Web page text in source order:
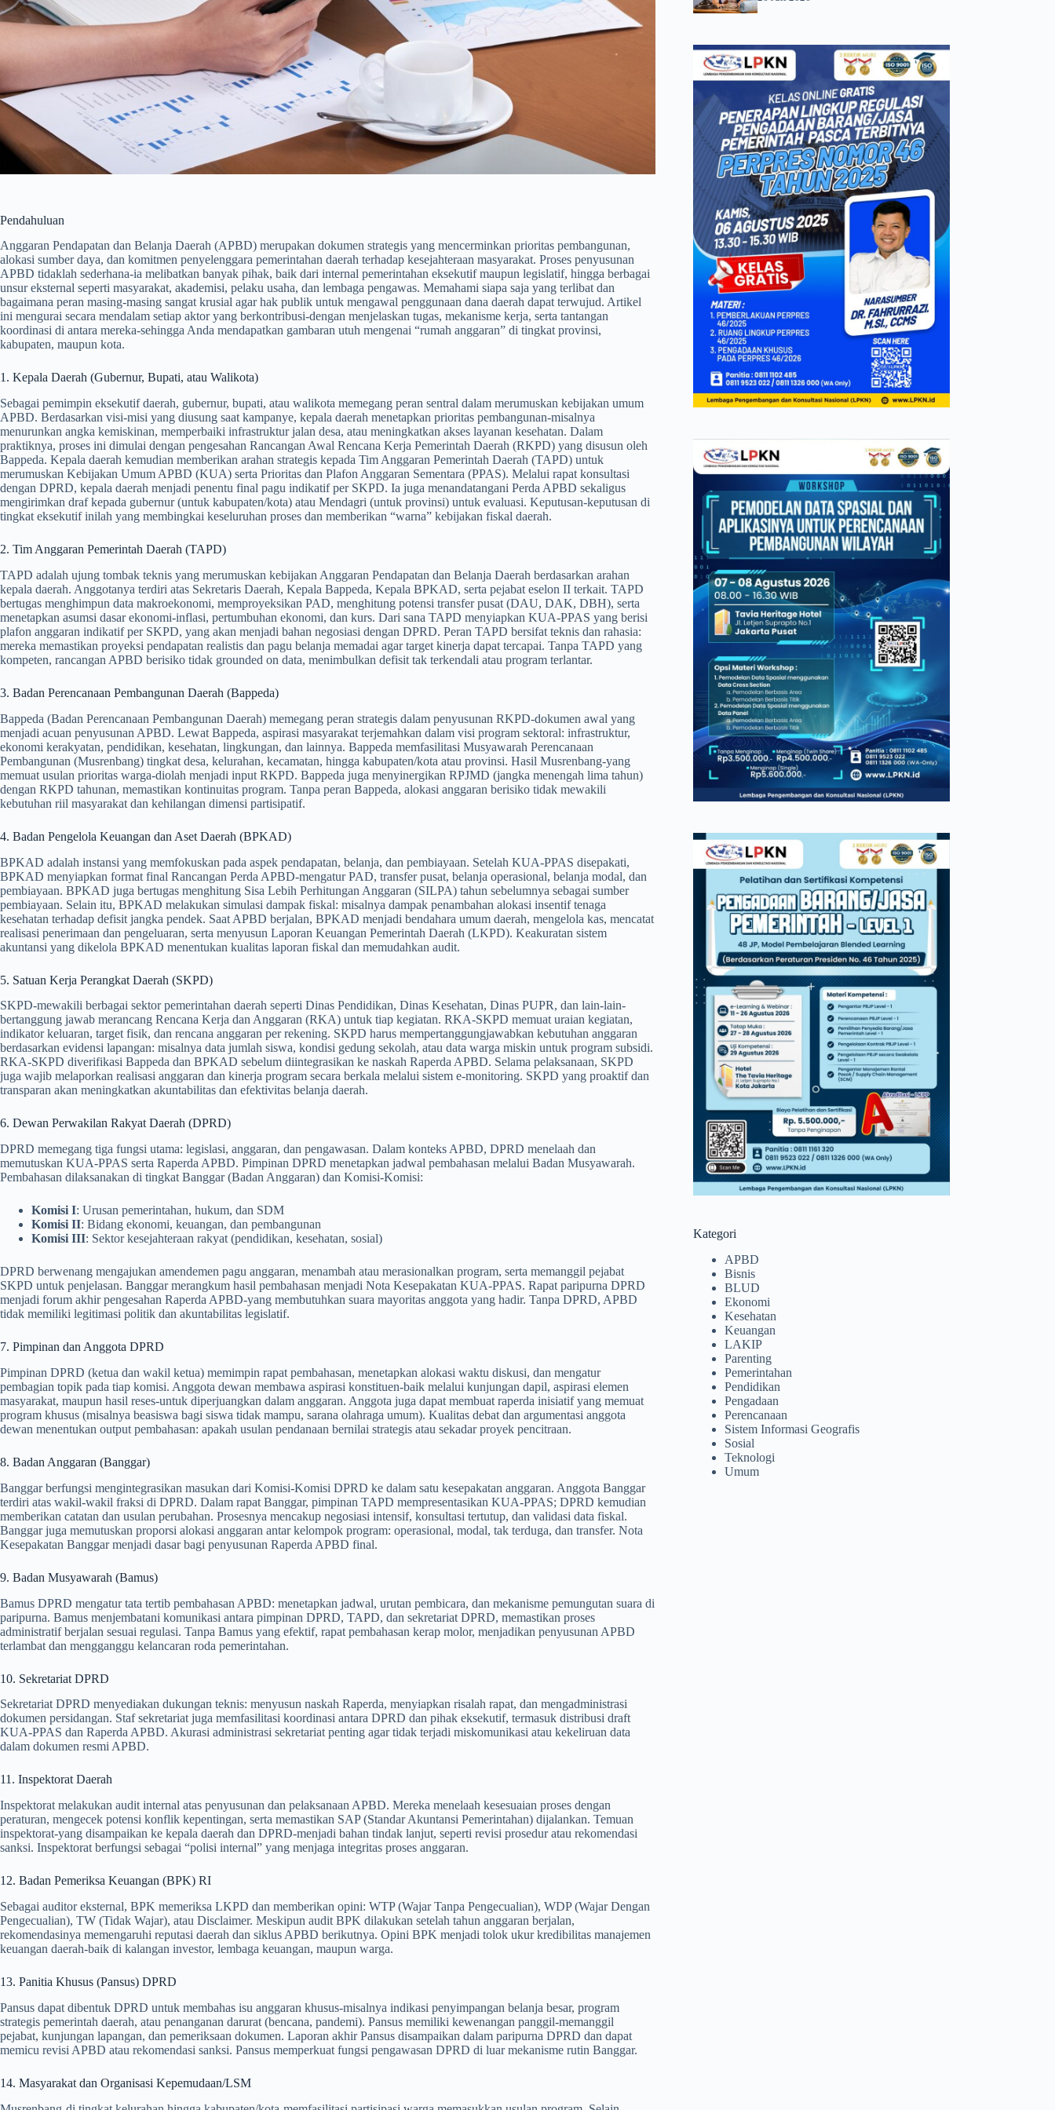
Pendahuluan
Anggaran Pendapatan dan Belanja Daerah (APBD) merupakan dokumen strategis yang mencerminkan prioritas pembangunan,
alokasi sumber daya, dan komitmen penyelenggara pemerintahan daerah terhadap kesejahteraan masyarakat. Proses penyusunan
APBD tidaklah sederhana-ia melibatkan banyak pihak, baik dari internal pemerintahan eksekutif maupun legislatif, hingga berbagai
unsur eksternal seperti masyarakat, akademisi, pelaku usaha, dan lembaga pengawas. Memahami siapa saja yang terlibat dan
bagaimana peran masing-masing sangat krusial agar hak publik untuk mengawal penggunaan dana daerah dapat terwujud. Artikel
ini mengurai secara mendalam setiap aktor yang berkontribusi-dengan menjelaskan tugas, mekanisme kerja, serta tantangan
koordinasi di antara mereka-sehingga Anda mendapatkan gambaran utuh mengenai “rumah anggaran” di tingkat provinsi,
kabupaten, maupun kota.
1. Kepala Daerah (Gubernur, Bupati, atau Walikota)
Sebagai pemimpin eksekutif daerah, gubernur, bupati, atau walikota memegang peran sentral dalam merumuskan kebijakan umum
APBD. Berdasarkan visi-misi yang diusung saat kampanye, kepala daerah menetapkan prioritas pembangunan-misalnya
menurunkan angka kemiskinan, memperbaiki infrastruktur jalan desa, atau meningkatkan akses layanan kesehatan. Dalam
praktiknya, proses ini dimulai dengan pengesahan Rancangan Awal Rencana Kerja Pemerintah Daerah (RKPD) yang disusun oleh
Bappeda. Kepala daerah kemudian memberikan arahan strategis kepada Tim Anggaran Pemerintah Daerah (TAPD) untuk
merumuskan Kebijakan Umum APBD (KUA) serta Prioritas dan Plafon Anggaran Sementara (PPAS). Melalui rapat konsultasi
dengan DPRD, kepala daerah menjadi penentu final pagu indikatif per SKPD. Ia juga menandatangani Perda APBD sekaligus
mengirimkan draf kepada gubernur (untuk kabupaten/kota) atau Mendagri (untuk provinsi) untuk evaluasi. Keputusan-keputusan di
tingkat eksekutif inilah yang membingkai keseluruhan proses dan memberikan “warna” kebijakan fiskal daerah.
2. Tim Anggaran Pemerintah Daerah (TAPD)
TAPD adalah ujung tombak teknis yang merumuskan kebijakan Anggaran Pendapatan dan Belanja Daerah berdasarkan arahan
kepala daerah. Anggotanya terdiri atas Sekretaris Daerah, Kepala Bappeda, Kepala BPKAD, serta pejabat eselon II terkait. TAPD
bertugas menghimpun data makroekonomi, memproyeksikan PAD, menghitung potensi transfer pusat (DAU, DAK, DBH), serta
menetapkan asumsi dasar ekonomi-inflasi, pertumbuhan ekonomi, dan kurs. Dari sana TAPD menyiapkan KUA-PPAS yang berisi
plafon anggaran indikatif per SKPD, yang akan menjadi bahan negosiasi dengan DPRD. Peran TAPD bersifat teknis dan rahasia:
mereka memastikan proyeksi pendapatan realistis dan pagu belanja memadai agar target kinerja dapat tercapai. Tanpa TAPD yang
kompeten, rancangan APBD berisiko tidak grounded on data, menimbulkan defisit tak terkendali atau program terlantar.
3. Badan Perencanaan Pembangunan Daerah (Bappeda)
Bappeda (Badan Perencanaan Pembangunan Daerah) memegang peran strategis dalam penyusunan RKPD-dokumen awal yang
menjadi acuan penyusunan APBD. Lewat Bappeda, aspirasi masyarakat terjemahkan dalam visi program sektoral: infrastruktur,
ekonomi kerakyatan, pendidikan, kesehatan, lingkungan, dan lainnya. Bappeda memfasilitasi Musyawarah Perencanaan
Pembangunan (Musrenbang) tingkat desa, kelurahan, kecamatan, hingga kabupaten/kota atau provinsi. Hasil Musrenbang-yang
memuat usulan prioritas warga-diolah menjadi input RKPD. Bappeda juga menyinergikan RPJMD (jangka menengah lima tahun)
dengan RKPD tahunan, memastikan kontinuitas program. Tanpa peran Bappeda, alokasi anggaran berisiko tidak mewakili
kebutuhan riil masyarakat dan kehilangan dimensi partisipatif.
4. Badan Pengelola Keuangan dan Aset Daerah (BPKAD)
BPKAD adalah instansi yang memfokuskan pada aspek pendapatan, belanja, dan pembiayaan. Setelah KUA-PPAS disepakati,
BPKAD menyiapkan format final Rancangan Perda APBD-mengatur PAD, transfer pusat, belanja operasional, belanja modal, dan
pembiayaan. BPKAD juga bertugas menghitung Sisa Lebih Perhitungan Anggaran (SILPA) tahun sebelumnya sebagai sumber
pembiayaan. Selain itu, BPKAD melakukan simulasi dampak fiskal: misalnya dampak penambahan alokasi insentif tenaga
kesehatan terhadap defisit jangka pendek. Saat APBD berjalan, BPKAD menjadi bendahara umum daerah, mengelola kas, mencatat
realisasi penerimaan dan pengeluaran, serta menyusun Laporan Keuangan Pemerintah Daerah (LKPD). Keakuratan sistem
akuntansi yang dikelola BPKAD menentukan kualitas laporan fiskal dan memudahkan audit.
5. Satuan Kerja Perangkat Daerah (SKPD)
SKPD-mewakili berbagai sektor pemerintahan daerah seperti Dinas Pendidikan, Dinas Kesehatan, Dinas PUPR, dan lain-lain-
bertanggung jawab merancang Rencana Kerja dan Anggaran (RKA) untuk tiap kegiatan. RKA-SKPD memuat uraian kegiatan,
indikator keluaran, target fisik, dan rencana anggaran per rekening. SKPD harus mempertanggungjawabkan kebutuhan anggaran
berdasarkan evidensi lapangan: misalnya data jumlah siswa, kondisi gedung sekolah, atau data warga miskin untuk program subsidi.
RKA-SKPD diverifikasi Bappeda dan BPKAD sebelum diintegrasikan ke naskah Raperda APBD. Selama pelaksanaan, SKPD
juga wajib melaporkan realisasi anggaran dan kinerja program secara berkala melalui sistem e-monitoring. SKPD yang proaktif dan
transparan akan meningkatkan akuntabilitas dan efektivitas belanja daerah.
6. Dewan Perwakilan Rakyat Daerah (DPRD)
DPRD memegang tiga fungsi utama: legislasi, anggaran, dan pengawasan. Dalam konteks APBD, DPRD menelaah dan
memutuskan KUA-PPAS serta Raperda APBD. Pimpinan DPRD menetapkan jadwal pembahasan melalui Badan Musyawarah.
Pembahasan dilaksanakan di tingkat Banggar (Badan Anggaran) dan Komisi-Komisi:
Komisi I: Urusan pemerintahan, hukum, dan SDM
Komisi II: Bidang ekonomi, keuangan, dan pembangunan
Komisi III: Sektor kesejahteraan rakyat (pendidikan, kesehatan, sosial)
DPRD berwenang mengajukan amendemen pagu anggaran, menambah atau merasionalkan program, serta memanggil pejabat
SKPD untuk penjelasan. Banggar merangkum hasil pembahasan menjadi Nota Kesepakatan KUA-PPAS. Rapat paripurna DPRD
menjadi forum akhir pengesahan Raperda APBD-yang membutuhkan suara mayoritas anggota yang hadir. Tanpa DPRD, APBD
tidak memiliki legitimasi politik dan akuntabilitas legislatif.
7. Pimpinan dan Anggota DPRD
Pimpinan DPRD (ketua dan wakil ketua) memimpin rapat pembahasan, menetapkan alokasi waktu diskusi, dan mengatur
pembagian topik pada tiap komisi. Anggota dewan membawa aspirasi konstituen-baik melalui kunjungan dapil, aspirasi elemen
masyarakat, maupun hasil reses-untuk diperjuangkan dalam anggaran. Anggota juga dapat membuat raperda inisiatif yang memuat
program khusus (misalnya beasiswa bagi siswa tidak mampu, sarana olahraga umum). Kualitas debat dan argumentasi anggota
dewan menentukan output pembahasan: apakah usulan pendanaan bernilai strategis atau sekadar proyek pencitraan.
8. Badan Anggaran (Banggar)
Banggar berfungsi mengintegrasikan masukan dari Komisi-Komisi DPRD ke dalam satu kesepakatan anggaran. Anggota Banggar
terdiri atas wakil-wakil fraksi di DPRD. Dalam rapat Banggar, pimpinan TAPD mempresentasikan KUA-PPAS; DPRD kemudian
memberikan catatan dan usulan perubahan. Prosesnya mencakup negosiasi intensif, konsultasi tertutup, dan validasi data fiskal.
Banggar juga memutuskan proporsi alokasi anggaran antar kelompok program: operasional, modal, tak terduga, dan transfer. Nota
Kesepakatan Banggar menjadi dasar bagi penyusunan Raperda APBD final.
9. Badan Musyawarah (Bamus)
Bamus DPRD mengatur tata tertib pembahasan APBD: menetapkan jadwal, urutan pembicara, dan mekanisme pemungutan suara di
paripurna. Bamus menjembatani komunikasi antara pimpinan DPRD, TAPD, dan sekretariat DPRD, memastikan proses
administratif berjalan sesuai regulasi. Tanpa Bamus yang efektif, rapat pembahasan kerap molor, menjadikan penyusunan APBD
terlambat dan mengganggu kelancaran roda pemerintahan.
10. Sekretariat DPRD
Sekretariat DPRD menyediakan dukungan teknis: menyusun naskah Raperda, menyiapkan risalah rapat, dan mengadministrasi
dokumen persidangan. Staf sekretariat juga memfasilitasi koordinasi antara DPRD dan pihak eksekutif, termasuk distribusi draft
KUA-PPAS dan Raperda APBD. Akurasi administrasi sekretariat penting agar tidak terjadi miskomunikasi atau kekeliruan data
dalam dokumen resmi APBD.
11. Inspektorat Daerah
Inspektorat melakukan audit internal atas penyusunan dan pelaksanaan APBD. Mereka menelaah kesesuaian proses dengan
peraturan, mengecek potensi konflik kepentingan, serta memastikan SAP (Standar Akuntansi Pemerintahan) dijalankan. Temuan
inspektorat-yang disampaikan ke kepala daerah dan DPRD-menjadi bahan tindak lanjut, seperti revisi prosedur atau rekomendasi
sanksi. Inspektorat berfungsi sebagai “polisi internal” yang menjaga integritas proses anggaran.
12. Badan Pemeriksa Keuangan (BPK) RI
Sebagai auditor eksternal, BPK memeriksa LKPD dan memberikan opini: WTP (Wajar Tanpa Pengecualian), WDP (Wajar Dengan
Pengecualian), TW (Tidak Wajar), atau Disclaimer. Meskipun audit BPK dilakukan setelah tahun anggaran berjalan,
rekomendasinya memengaruhi reputasi daerah dan siklus APBD berikutnya. Opini BPK menjadi tolok ukur kredibilitas manajemen
keuangan daerah-baik di kalangan investor, lembaga keuangan, maupun warga.
13. Panitia Khusus (Pansus) DPRD
Pansus dapat dibentuk DPRD untuk membahas isu anggaran khusus-misalnya indikasi penyimpangan belanja besar, program
strategis pemerintah daerah, atau penanganan darurat (bencana, pandemi). Pansus memiliki kewenangan panggil‐memanggil
pejabat, kunjungan lapangan, dan pemeriksaan dokumen. Laporan akhir Pansus disampaikan dalam paripurna DPRD dan dapat
memicu revisi APBD atau rekomendasi sanksi. Pansus memperkuat fungsi pengawasan DPRD di luar mekanisme rutin Banggar.
14. Masyarakat dan Organisasi Kepemudaan/LSM
Kategori
APBD
Bisnis
BLUD
Ekonomi
Kesehatan
Keuangan
LAKIP
Parenting
Pemerintahan
Pendidikan
Pengadaan
Perencanaan
Sistem Informasi Geografis
Sosial
Teknologi
Umum